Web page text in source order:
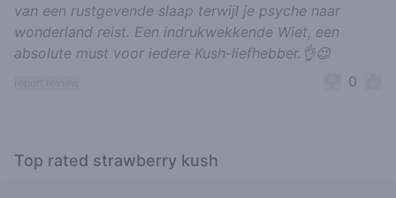
van een rustgevende slaap terwijl je psyche naar
wonderland reist. Een indrukwekkende Wiet, een
absolute must voor iedere Kush-liefhebber.👌😉
0
Top rated strawberry kush